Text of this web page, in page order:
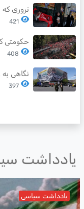
تروری که
421
حکومتی که
408
نگاهی به
397
یادداشت
یادداشت سیاسی